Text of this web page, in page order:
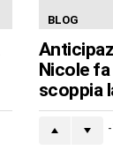
BLOG
Nicole
scoppia